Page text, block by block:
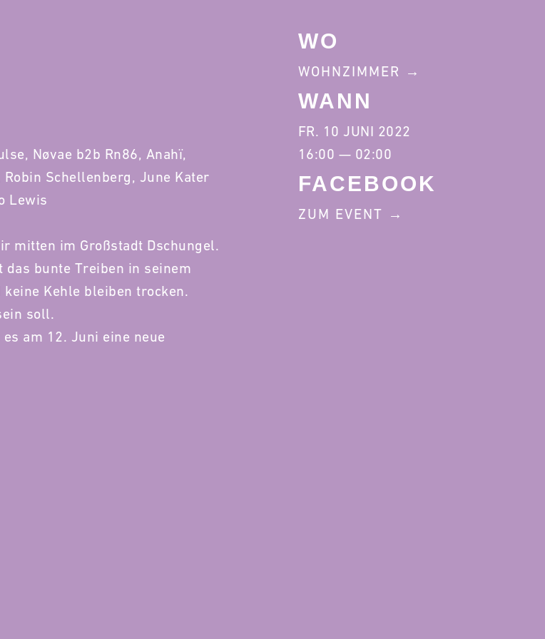
Nøvae b2b Rn86, Anahï,
Schellenberg, June Kater
Lewis
mitten im Großstadt Dschungel.
das bunte Treiben in seinem
Kehle bleiben trocken.
soll.
am 12. Juni eine neue
WO
WOHNZIMMER
WANN
FR. 10 JUNI 2022
16:00 — 02:00
FACEBOOK
ZUM EVENT